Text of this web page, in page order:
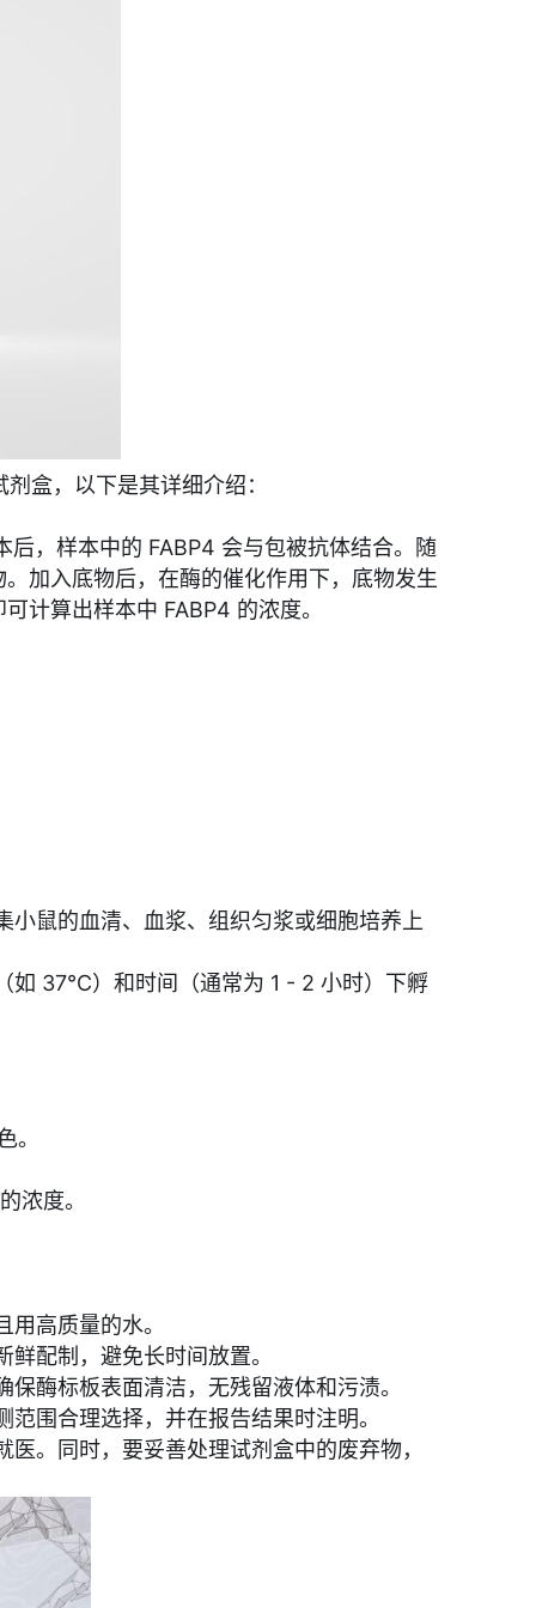
盒，以下是其详细介绍：
，样本中的 FABP4 会与包被抗体结合。随
加入底物后，在酶的催化作用下，底物发生
计算出样本中 FABP4 的浓度。
鼠的血清、血浆、组织匀浆或细胞培养上
如 37℃）和时间（通常为 1 - 2 小时）下孵
。
浓度。
高质量的水。
配制，避免长时间放置。
酶标板表面清洁，无残留液体和污渍。
围合理选择，并在报告结果时注明。
。同时，要妥善处理试剂盒中的废弃物，